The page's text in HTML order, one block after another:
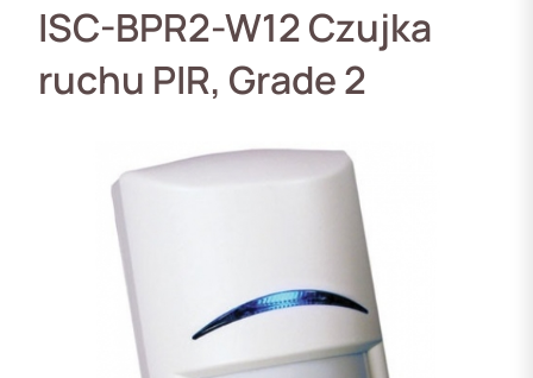
ISC-BPR2-W12 Czujka
ruchu PIR, Grade 2